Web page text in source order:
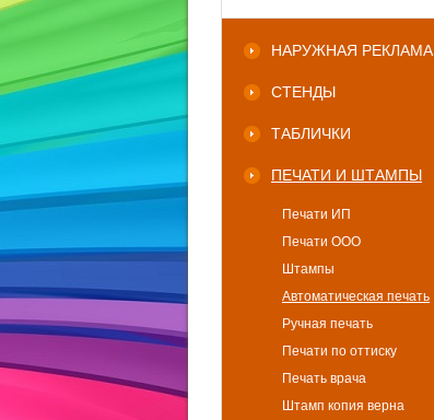
НАРУЖНАЯ РЕКЛАМА
СТЕНДЫ
ТАБЛИЧКИ
ПЕЧАТИ И ШТАМПЫ
Печати ИП
Печати ООО
Штампы
Автоматическая печать
Ручная печать
Печати по оттиску
Печать врача
Штамп копия верна